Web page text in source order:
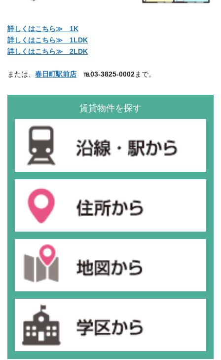
詳しくはこちら≫ 1K
詳しくはこちら≫ 1LDK
詳しくはこちら≫ 2LDK
または、 春日町駅前店 ℡03-3825-0002まで。
賃貸物件を探す